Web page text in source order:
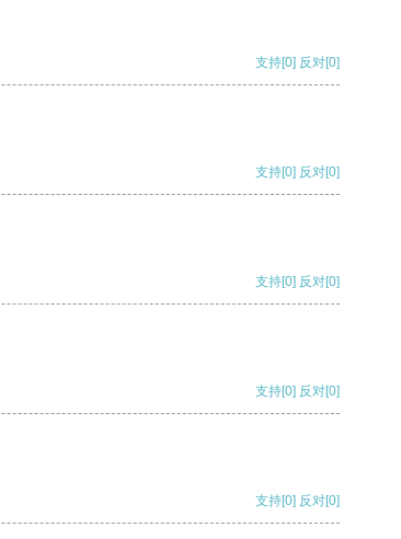
支持[0] 反对[0]
支持[0] 反对[0]
支持[0] 反对[0]
支持[0] 反对[0]
支持[0] 反对[0]